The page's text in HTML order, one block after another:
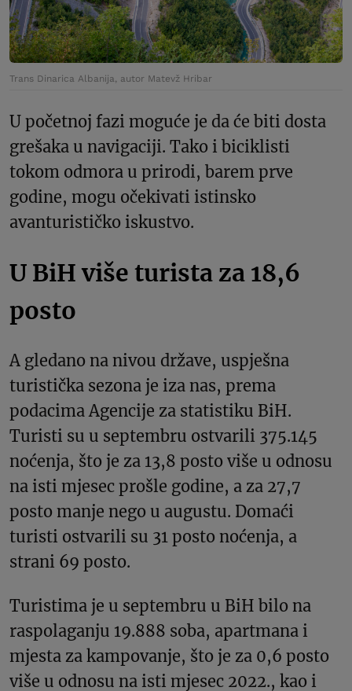
Trans Dinarica Albanija, autor Matevž Hribar
U početnoj fazi moguće je da će biti dosta
grešaka u navigaciji. Tako i biciklisti
tokom odmora u prirodi, barem prve
godine, mogu očekivati istinsko ​​
avanturističko iskustvo.
U BiH više turista za 18,6
posto
A gledano na nivou države, uspješna
turistička sezona je iza nas, prema
podacima Agencije za statistiku BiH.
Turisti su u septembru ostvarili 375.145
noćenja, što je za 13,8 posto više u odnosu
na isti mjesec prošle godine, a za 27,7
posto manje nego u augustu. Domaći
turisti ostvarili su 31 posto noćenja, a
strani 69 posto.
Turistima je u septembru u BiH bilo na
raspolaganju 19.888 soba, apartmana i
mjesta za kampovanje, što je za 0,6 posto
više u odnosu na isti mjesec 2022., kao i